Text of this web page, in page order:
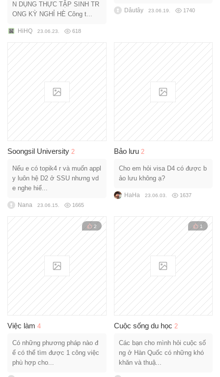
N DỤNG THỰC TẬP SINH TR
ONG KỲ NGHỈ HÈ Công t...
HiHQ 23.06.23. 618
Dâutây 23.06.19. 1740
Soongsil University 2
Nếu e có topik4 r và muốn appl
y luôn hệ D2 ở SSU nhưng vd
e nghe hiể...
Nana 23.06.15. 1665
Bảo lưu 2
Cho em hỏi visa D4 có được b
ảo lưu không ạ?
HaHa 23.06.03. 1637
2
Việc làm 4
Có những phương pháp nào đ
ể có thể tìm được 1 công việc
phù hợp cho...
1
Cuộc sống du học 2
Các bạn cho mình hỏi cuộc số
ng ở Hàn Quốc có những khó
khăn và thuậ...